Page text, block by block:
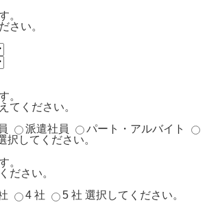
。
さい。
。
てください。
派遣社員
パート・アルバイト
択してください。
。
ださい。
4 社 5 社 選択してください。